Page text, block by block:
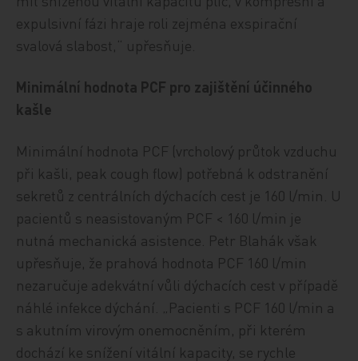
expulsivní fázi hraje roli zejména exspirační
svalová slabost,“ upřesňuje.
Minimální hodnota PCF pro zajištění účinného
kašle
Minimální hodnota PCF (vrcholový průtok vzduchu
při kašli, peak cough flow) potřebná k odstranění
sekretů z centrálních dýchacích cest je 160 l/min. U
pacientů s neasistovaným PCF < 160 l/min je
nutná mechanická asistence. Petr Blahák však
upřesňuje, že prahová hodnota PCF 160 l/min
nezaručuje adekvátní vůli dýchacích cest v případě
náhlé infekce dýchání. „Pacienti s PCF 160 l/min a
s akutním virovým onemocněním, při kterém
dochází ke snížení vitální kapacity, se rychle